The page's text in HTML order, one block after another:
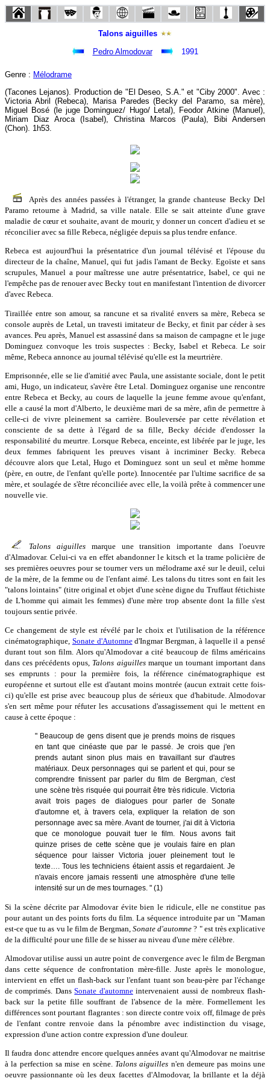
Talons aiguilles
Pedro Almodovar
1991
Genre : Mélodrame
(Tacones Lejanos). Production de "El Deseo, S.A." et "Ciby 2000". Avec :
Victoria Abril (Rebeca), Marisa Paredes (Becky del Paramo, sa mère),
Miguel Bosé (le juge Dominguez/ Hugo/ Letal), Feodor Atkine (Manuel),
Miriam Diaz Aroca (Isabel), Christina Marcos (Paula), Bibi Andersen
(Chon). 1h53.
Après des années passées à l'étranger, la grande chanteuse Becky Del
Paramo retourne à Madrid, sa ville natale. Elle se sait atteinte d'une grave
maladie de cœur et souhaite, avant de mourir, y donner un concert d'adieu et se
réconcilier avec sa fille Rebeca, négligée depuis sa plus tendre enfance.
Rebeca est aujourd'hui la présentatrice d'un journal télévisé et l'épouse du
directeur de la chaîne, Manuel, qui fut jadis l'amant de Becky. Egoïste et sans
scrupules, Manuel a pour maîtresse une autre présentatrice, Isabel, ce qui ne
l'empêche pas de renouer avec Becky tout en manifestant l'intention de divorcer
d'avec Rebeca.
Tiraillée entre son amour, sa rancune et sa rivalité envers sa mère, Rebeca se
console auprès de Letal, un travesti imitateur de Becky, et finit par céder à ses
avances. Peu après, Manuel est assassiné dans sa maison de campagne et le juge
Dominguez convoque les trois suspectes : Becky, Isabel et Rebeca. Le soir
même, Rebeca annonce au journal télévisé qu'elle est la meurtrière.
Emprisonnée, elle se lie d'amitié avec Paula, une assistante sociale, dont le petit
ami, Hugo, un indicateur, s'avère être Letal. Dominguez organise une rencontre
entre Rebeca et Becky, au cours de laquelle la jeune femme avoue qu'enfant,
elle a causé la mort d'Alberto, le deuxième mari de sa mère, afin de permettre à
celle-ci de vivre pleinement sa carrière. Bouleversée par cette révélation et
consciente de sa dette à l'égard de sa fille, Becky décide d'endosser la
responsabilité du meurtre. Lorsque Rebeca, enceinte, est libérée par le juge, les
deux femmes fabriquent les preuves visant à incriminer Becky. Rebeca
découvre alors que Letal, Hugo et Dominguez sont un seul et même homme
(père, en outre, de l'enfant qu'elle porte). Innocentée par l'ultime sacrifice de sa
mère, et soulagée de s'être réconciliée avec elle, la voilà prête à commencer une
nouvelle vie.
Talons aiguillesmarque une transition importante dans l'oeuvre
d'Almadovar. Celui-ci va en effet abandonner le kitsch et la trame policière de
ses premières oeuvres pour se tourner vers un mélodrame axé sur le deuil, celui
de la mère, de la femme ou de l'enfant aimé. Les talons du titres sont en fait les
"talons lointains" (titre original et objet d'une scène digne du Truffaut fétichiste
de L'homme qui aimait les femmes) d'une mère trop absente dont la fille s'est
toujours sentie privée.
Ce changement de style est révélé par le choix et l'utilisation de la référence
cinématographique, Sonate d'Automned'Ingmar Bergman, à laquelle il a pensé
durant tout son film. Alors qu'Almodovar a cité beaucoup de films américains
dans ces précédents opus, Talons aiguillesmarque un tournant important dans
ses emprunts : pour la première fois, la référence cinématographique est
européenne et surtout elle est d'autant moins montrée (aucun extrait cette fois-
ci) qu'elle est prise avec beaucoup plus de sérieux que d'habitude. Almodovar
s'en sert même pour réfuter les accusations d'assagissement qui le mettent en
cause à cette époque :
" Beaucoup de gens disent que je prends moins de risques
en tant que cinéaste que par le passé. Je crois que j'en
prends autant sinon plus mais en travaillant sur d'autres
matériaux. Deux personnages qui se parlent et qui, pour se
comprendre finissent par parler du film de Bergman, c'est
une scène très risquée qui pourrait être très ridicule. Victoria
avait trois pages de dialogues pour parler de Sonate
d'automne et, à travers cela, expliquer la relation de son
personnage avec sa mère. Avant de tourner, j'ai dit à Victoria
que ce monologue pouvait tuer le film. Nous avons fait
quinze prises de cette scène que je voulais faire en plan
séquence pour laisser Victoria jouer pleinement tout le
texte…. Tous les techniciens étaient assis et regardaient. Je
n'avais encore jamais ressenti une atmosphère d'une telle
intensité sur un de mes tournages. " (1)
Si la scène décrite par Almodovar évite bien le ridicule, elle ne constitue pas
pour autant un des points forts du film. La séquence introduite par un "Maman
est-ce que tu as vu le film de Bergman,Sonate d'automne ? " est très explicative
de la difficulté pour une fille de se hisser au niveau d'une mère célèbre.
Almodovar utilise aussi un autre point de convergence avec le film de Bergman
dans cette séquence de confrontation mère-fille. Juste après le monologue,
intervient en effet un flash-back sur l'enfant tuant son beau-père par l'échange
de comprimés. DansSonate d'automneintervenaient aussi de nombreux flash-
back sur la petite fille souffrant de l'absence de la mère. Formellement les
différences sont pourtant flagrantes : son directe contre voix off, filmage de près
de l'enfant contre renvoie dans la pénombre avec indistinction du visage,
expression d'une action contre expression d'une douleur.
Il faudra donc attendre encore quelques années avant qu'Almodovar ne maitrise
à la perfection sa mise en scène. Talons aiguilles n'en demeure pas moins une
oeuvre passionnante où les deux facettes d'Almodovar, la brillante et la déjà